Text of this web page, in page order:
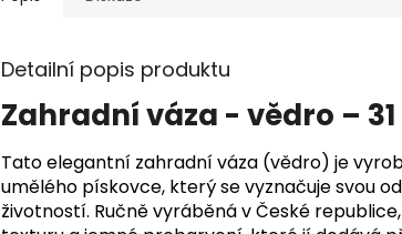
Detailní popis produktu
Zahradní váza - vědro –
Tato elegantní zahradní váza (vědro) je
umělého pískovce, který se vyznačuje svou
životností. Ručně vyráběná v České